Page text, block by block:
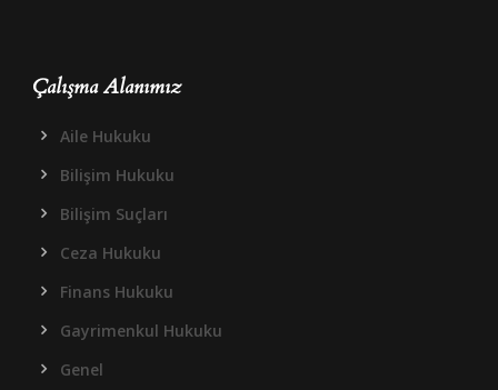
Çalışma Alanımız
Aile Hukuku
Bilişim Hukuku
Bilişim Suçları
Ceza Hukuku
Finans Hukuku
Gayrimenkul Hukuku
Genel